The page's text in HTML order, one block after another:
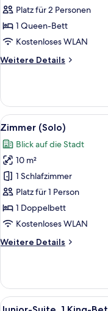
Queen-
Bett,
Eckzimmer
Platz für 2 Personen
1 Queen-Bett
Kostenloses WLAN
Weitere Details
Weitere
1
Queen-
Bett,
Eckzimmer
Alle
Fotos
für
Zimmer
(Solo)
anzeigen
4
Zimmer (Solo)
Blick auf die Stadt
10 m²
1 Schlafzimmer
Platz für 1 Person
1 Doppelbett
Kostenloses WLAN
Weitere Details
Weitere
(Solo)
Alle
2